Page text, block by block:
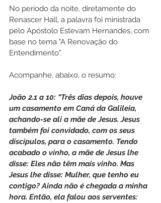
No período da noite, diretamente do
Renascer Hall, a palavra foi ministrada
pelo Apóstolo Estevam Hernandes, com
base no tema "A Renovação do
Entendimento".
Acompanhe, abaixo, o resumo:
João 2.1 a 10: “Três dias depois, houve
um casamento em Caná da Galileia,
achando-se ali a mãe de Jesus. Jesus
também foi convidado, com os seus
discípulos, para o casamento. Tendo
acabado o vinho, a mãe de Jesus lhe
disse: Eles não têm mais vinho. Mas
Jesus lhe disse: Mulher, que tenho eu
contigo? Ainda não é chegada a minha
hora. Então, ela falou aos serventes: